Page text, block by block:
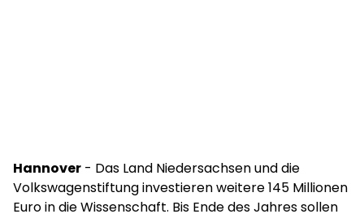
Hannover - Das Land Niedersachsen und die
Volkswagenstiftung investieren weitere 145 Millionen
Euro in die Wissenschaft. Bis Ende des Jahres sollen